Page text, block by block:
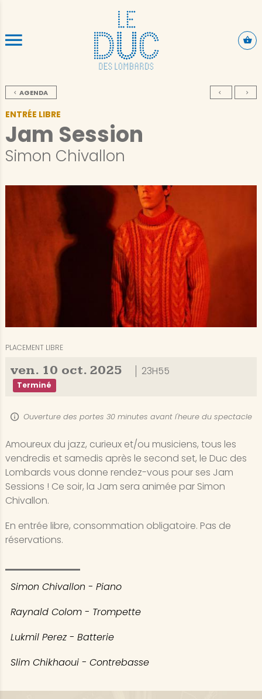
ALLER AU CONTENU PRINCIPAL
AGENDA
ENTRÉE LIBRE
Jam Session
Simon Chivallon
PLACEMENT LIBRE
ven. 10 oct. 2025 23H55
Terminé
Ouverture des portes 30 minutes avant l'heure du spectacle
Amoureux du jazz, curieux et/ou musiciens, tous les
vendredis et samedis après le second set, le Duc des
Lombards vous donne rendez-vous pour ses Jam
Sessions ! Ce soir, la Jam sera animée par Simon
Chivallon.
En entrée libre, consommation obligatoire. Pas de
réservations.
Simon Chivallon - Piano
Raynald Colom - Trompette
Lukmil Perez - Batterie
Slim Chikhaoui - Contrebasse